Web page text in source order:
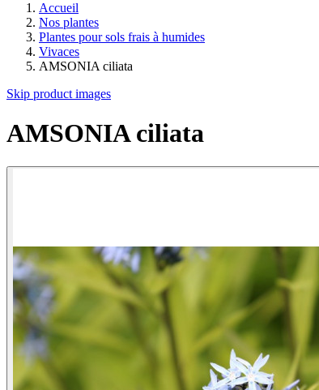
Accueil
Nos plantes
Plantes pour sols frais à humides
Vivaces
AMSONIA ciliata
Skip product images
AMSONIA ciliata